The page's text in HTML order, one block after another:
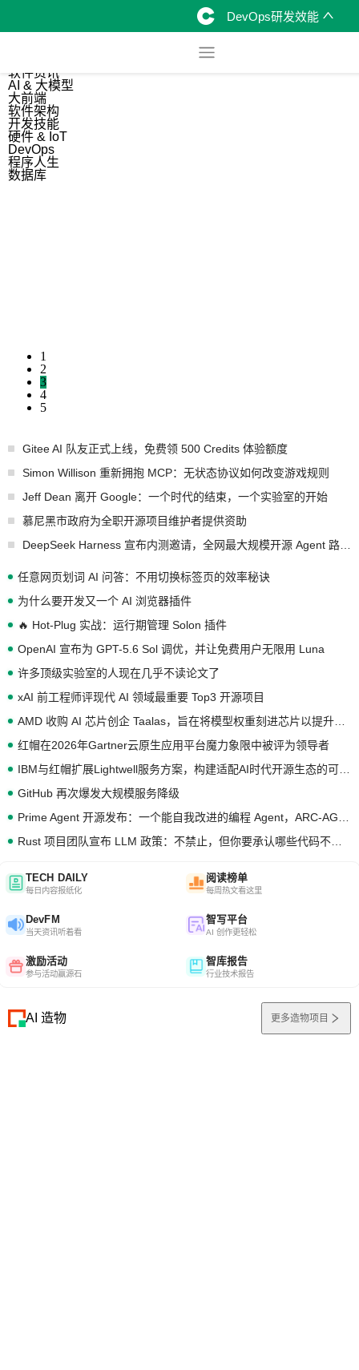
DevOps研发效能
软件资讯
AI & 大模型
大前端
软件架构
开发技能
硬件 & IoT
DevOps
程序人生
数据库
1
2
3
4
5
Gitee AI 队友正式上线，免费领 500 Credits 体验额度
Simon Willison 重新拥抱 MCP：无状态协议如何改变游戏规则
Jeff Dean 离开 Google：一个时代的结束，一个实验室的开始
慕尼黑市政府为全职开源项目维护者提供资助
任意网页划词 AI 问答：不用切换标签页的效率秘诀
为什么要开发又一个 AI 浏览器插件
🔥 Hot-Plug 实战：运行期管理 Solon 插件
OpenAI 宣布为 GPT-5.6 Sol 调优，并让免费用户无限用 Luna
许多顶级实验室的人现在几乎不读论文了
xAI 前工程师评现代 AI 领域最重要 Top3 开源项目
红帽在2026年Gartner云原生应用平台魔力象限中被评为领导者
GitHub 再次爆发大规模服务降级
TECH DAILY
每日内容报纸化
阅读榜单
每周热文看这里
DevFM
当天资讯听着看
智写平台
AI 创作更轻松
激励活动
参与活动赢源石
智库报告
行业技术报告
AI 造物 更多造物项目